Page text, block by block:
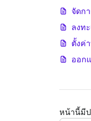
จัดก
ลงท
ตั้งค่
ออก
หน้านี้มี